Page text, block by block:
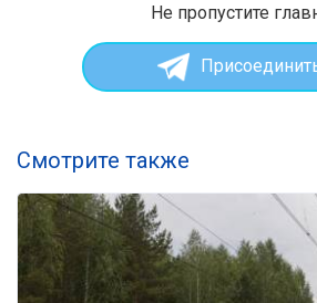
Не пропустите
Смотрите также